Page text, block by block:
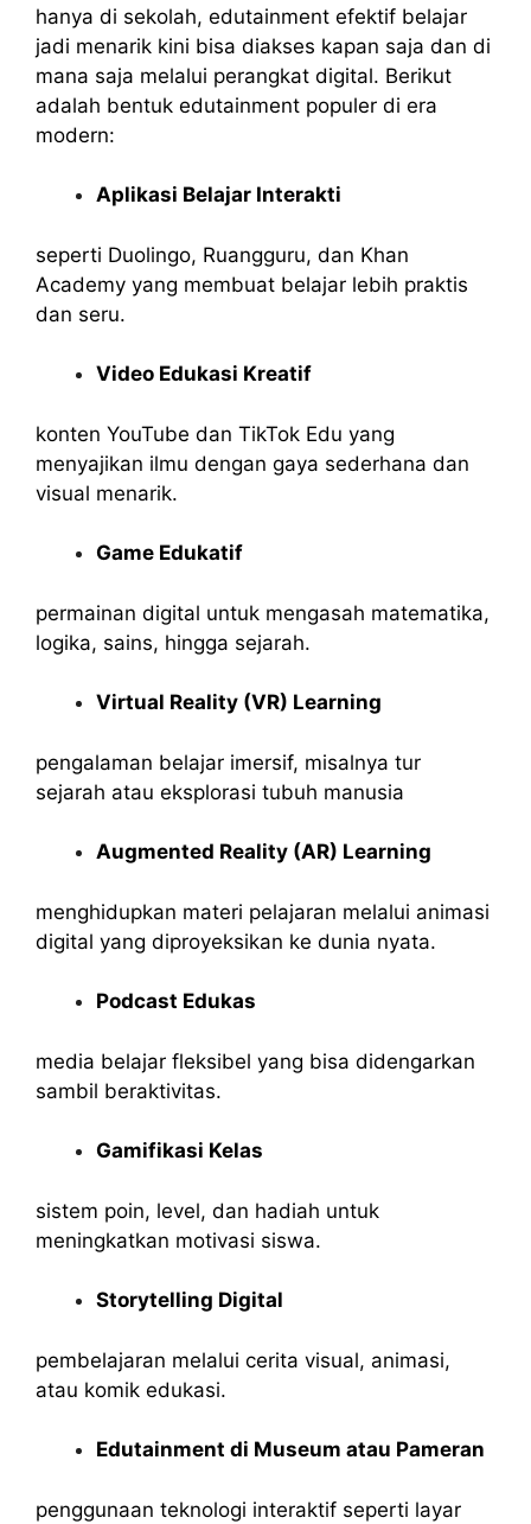
hanya di sekolah, edutainment efektif belajar
jadi menarik kini bisa diakses kapan saja dan di
mana saja melalui perangkat digital. Berikut
adalah bentuk edutainment populer di era
modern:
Aplikasi Belajar Interakti
seperti Duolingo, Ruangguru, dan Khan
Academy yang membuat belajar lebih praktis
dan seru.
Video Edukasi Kreatif
konten YouTube dan TikTok Edu yang
menyajikan ilmu dengan gaya sederhana dan
visual menarik.
Game Edukatif
permainan digital untuk mengasah matematika,
logika, sains, hingga sejarah.
Virtual Reality (VR) Learning
pengalaman belajar imersif, misalnya tur
sejarah atau eksplorasi tubuh manusia
Augmented Reality (AR) Learning
menghidupkan materi pelajaran melalui animasi
digital yang diproyeksikan ke dunia nyata.
Podcast Edukas
media belajar fleksibel yang bisa didengarkan
sambil beraktivitas.
Gamifikasi Kelas
sistem poin, level, dan hadiah untuk
meningkatkan motivasi siswa.
Storytelling Digital
pembelajaran melalui cerita visual, animasi,
atau komik edukasi.
Edutainment di Museum atau Pameran
penggunaan teknologi interaktif seperti layar